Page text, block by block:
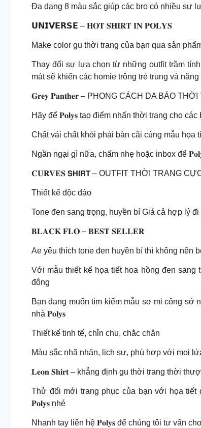
Đa dạng 8 màu sắc giúp các bro có nhiều sự
𝗨𝗡𝗜𝗩𝗘𝗥𝗦𝗘 – 𝐇𝐎𝐓 𝐒𝐇𝐈𝐑𝐓 𝐈𝐍 𝐏𝐎𝐋𝐘𝐒
Make color gu thời trang của bạn qua sản
Thay đổi sự lựa chọn từ những outfit trầm
mát sẽ khiến các homie trông trẻ trung và
𝐆𝐫𝐞𝐲 𝐏𝐚𝐧𝐭𝐡𝐞𝐫 – PHONG CÁCH DA BÁO
Hãy để 𝐏𝐨𝐥𝐲𝐬 tạo điểm nhấn thời trang cho
Chất vải chất khỏi phải bàn cãi cùng mẫu
Ngần ngại gì nữa, chấm nhẹ hoặc inbox để
𝐂𝐔𝐑𝐕𝐄𝐒 𝗦𝗛𝗜𝗥𝗧 – OUTFIT THỜI TRANG
Thiết kế độc đáo
Tone đen sang trọng, huyền bí Giá cả hợp lý
𝐁𝐋𝐀𝐂𝐊 𝐅𝐋𝐎 – 𝐁𝐄𝐒𝐓 𝐒𝐄𝐋𝐋𝐄𝐑
Ae yêu thích tone đen huyền bí thì không nên bỏ
Với mẫu thiết kế họa tiết hoa hồng đen sang
đông
Bạn đang muốn tìm kiếm mẫu sơ mi công sở
nhà 𝐏𝐨𝐥𝐲𝐬
Thiết kế tinh tế, chỉn chu, chắc chắn
Màu sắc nhã nhặn, lịch sự, phù hợp với mọi
𝐋𝐞𝐨𝐧 𝐒𝐡𝐢𝐫𝐭 – khẳng định gu thời trang thời
Thử đổi mới trang phục của bạn với họa tiết
𝐏𝐨𝐥𝐲𝐬 nhé
Nhanh tay liên hệ 𝐏𝐨𝐥𝐲𝐬 để chúng tôi tư vấn